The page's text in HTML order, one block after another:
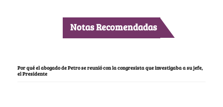
Notas Recomendadas
Por qué el abogado de Petro se reunió con la congresista que investigaba a su jefe,
el Presidente